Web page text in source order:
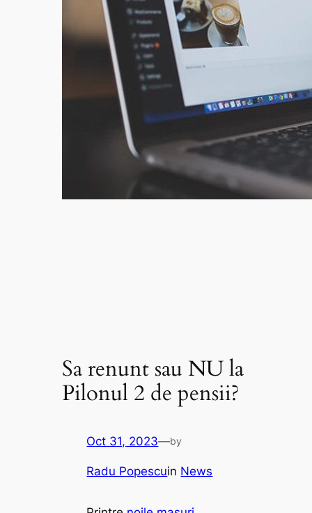
Sa renunt sau NU la
Pilonul 2 de pensii?
Oct 31, 2023—by
Radu Popescuin News